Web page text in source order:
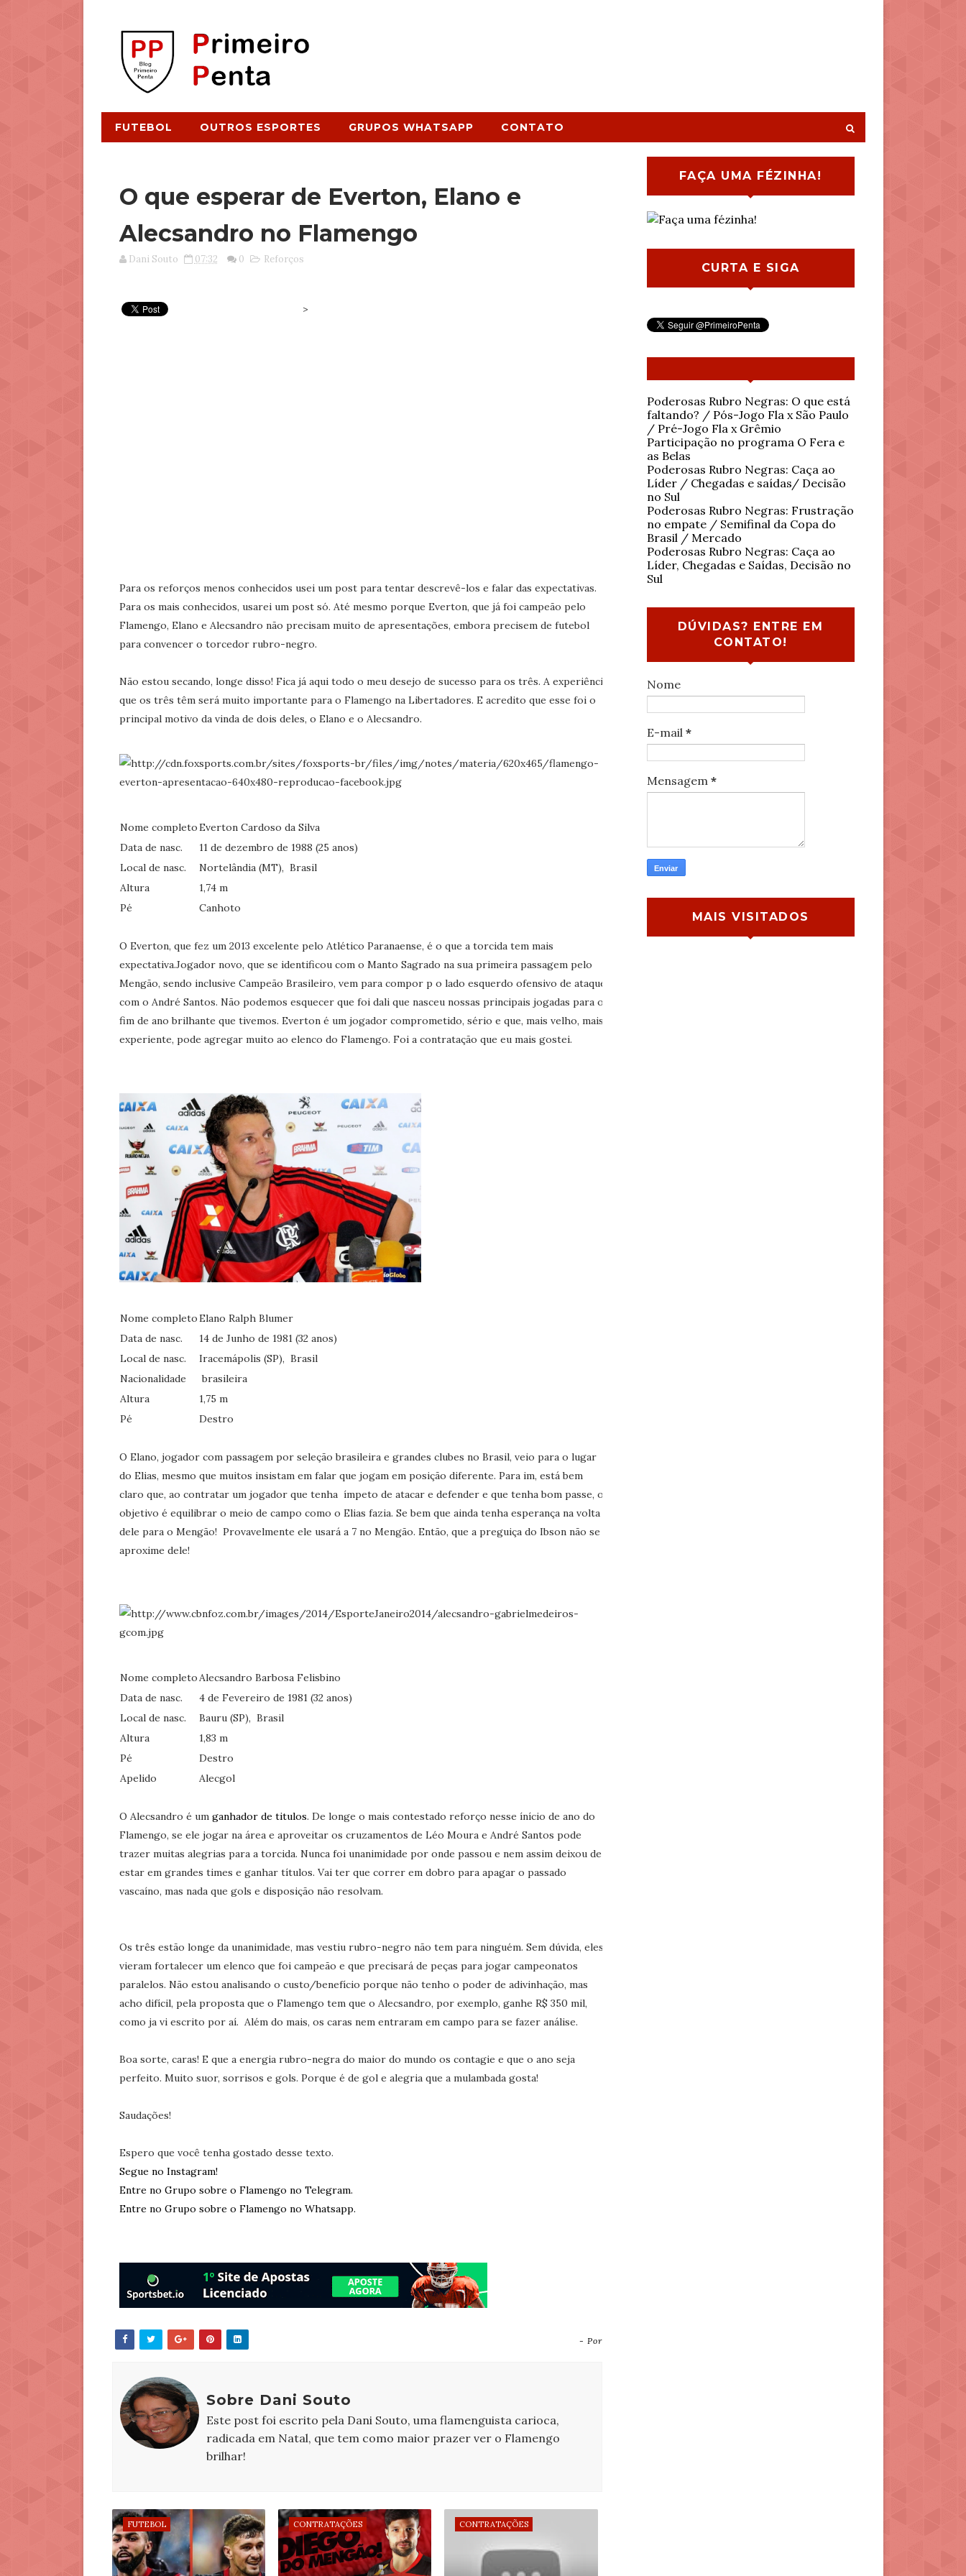
FUTEBOL OUTROS ESPORTES GRUPOS WHATSAPP CONTATO
O que esperar de Everton, Elano e
Alecsandro no Flamengo
Dani Souto 07:32 0 Reforços
>
Para os reforços menos conhecidos usei um post para tentar descrevê-los e falar das expectativas.
Para os mais conhecidos, usarei um post só. Até mesmo porque Everton, que já foi campeão pelo
Flamengo, Elano e Alecsandro não precisam muito de apresentações, embora precisem de futebol
para convencer o torcedor rubro-negro.
Não estou secando, longe disso! Fica já aqui todo o meu desejo de sucesso para os três. A experiência
que os três têm será muito importante para o Flamengo na Libertadores. E acredito que esse foi o
principal motivo da vinda de dois deles, o Elano e o Alecsandro.
Nome completoEverton Cardoso da Silva
Data de nasc.
11 de dezembro de 1988 (25 anos)
Local de nasc.
Nortelândia (MT), Brasil
Altura
1,74 m
Pé
Canhoto
O Everton, que fez um 2013 excelente pelo Atlético Paranaense, é o que a torcida tem mais
expectativa.Jogador novo, que se identificou com o Manto Sagrado na sua primeira passagem pelo
Mengão, sendo inclusive Campeão Brasileiro, vem para compor p o lado esquerdo ofensivo de ataque
com o André Santos. Não podemos esquecer que foi dali que nasceu nossas principais jogadas para o
fim de ano brilhante que tivemos. Everton é um jogador comprometido, sério e que, mais velho, mais
experiente, pode agregar muito ao elenco do Flamengo. Foi a contratação que eu mais gostei.
Nome completoElano Ralph Blumer
Data de nasc.
14 de Junho de 1981 (32 anos)
Local de nasc.
Iracemápolis (SP), Brasil
Nacionalidade
brasileira
Altura
1,75 m
Pé
Destro
O Elano, jogador com passagem por seleção brasileira e grandes clubes no Brasil, veio para o lugar
do Elias, mesmo que muitos insistam em falar que jogam em posição diferente. Para im, está bem
claro que, ao contratar um jogador que tenha ímpeto de atacar e defender e que tenha bom passe, o
objetivo é equilibrar o meio de campo como o Elias fazia. Se bem que ainda tenha esperança na volta
dele para o Mengão! Provavelmente ele usará a 7 no Mengão. Então, que a preguiça do Ibson não se
aproxime dele!
Nome completoAlecsandro Barbosa Felisbino
Data de nasc.
4 de Fevereiro de 1981 (32 anos)
Local de nasc.
Bauru (SP), Brasil
Altura
1,83 m
Pé
Destro
Apelido
Alecgol
O Alecsandro é um ganhador de titulos. De longe o mais contestado reforço nesse ínício de ano do
Flamengo, se ele jogar na área e aproveitar os cruzamentos de Léo Moura e André Santos pode
trazer muitas alegrias para a torcida. Nunca foi unanimidade por onde passou e nem assim deixou de
estar em grandes times e ganhar títulos. Vai ter que correr em dobro para apagar o passado
vascaíno, mas nada que gols e disposição não resolvam.
Os três estão longe da unanimidade, mas vestiu rubro-negro não tem para ninguém. Sem dúvida, eles
vieram fortalecer um elenco que foi campeão e que precisará de peças para jogar campeonatos
paralelos. Não estou analisando o custo/benefício porque não tenho o poder de adivinhação, mas
acho difícil, pela proposta que o Flamengo tem que o Alecsandro, por exemplo, ganhe R$ 350 mil,
como ja vi escrito por aí. Além do mais, os caras nem entraram em campo para se fazer análise.
Boa sorte, caras! E que a energia rubro-negra do maior do mundo os contagie e que o ano seja
perfeito. Muito suor, sorrisos e gols. Porque é de gol e alegria que a mulambada gosta!
Saudações!
Espero que você tenha gostado desse texto.
Segue no Instagram!
Entre no Grupo sobre o Flamengo no Telegram.
Entre no Grupo sobre o Flamengo no Whatsapp.
- Por
Sobre Dani Souto
Este post foi escrito pela Dani Souto, uma flamenguista carioca,
radicada em Natal, que tem como maior prazer ver o Flamengo
brilhar!
FUTEBOL CONTRATAÇÕES CONTRATAÇÕES
FAÇA UMA FÉZINHA!
CURTA E SIGA
Poderosas Rubro Negras: O que está
faltando? / Pós-Jogo Fla x São Paulo
/ Pré-Jogo Fla x Grêmio
Participação no programa O Fera e
as Belas
Poderosas Rubro Negras: Caça ao
Líder / Chegadas e saídas/ Decisão
no Sul
Poderosas Rubro Negras: Frustração
no empate / Semifinal da Copa do
Brasil / Mercado
Poderosas Rubro Negras: Caça ao
Líder, Chegadas e Saídas, Decisão no
Sul
DÚVIDAS? ENTRE EM
CONTATO!
Nome
E-mail *
Mensagem *
MAIS VISITADOS